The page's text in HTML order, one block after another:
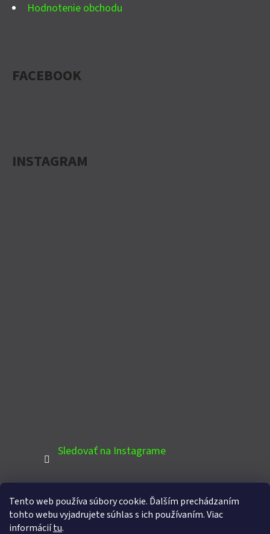
Tento web používa súbory cookie. Ďalším prechádzaním
tohto webu vyjadrujete súhlas s ich používaním. Viac
informáciítu.
Hodnotenie obchodu
FACEBOOK
INSTAGRAM
Sledovať na Instagrame
PINTEREST